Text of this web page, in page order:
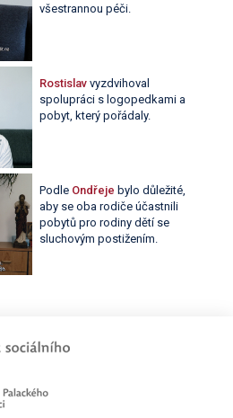
všestrannou péči.
Rostislav vyzdvihoval
spolupráci s logopedkami a
pobyt, který pořádaly.
Podle Ondřeje bylo důležité,
aby se oba rodiče účastnili
pobytů pro rodiny dětí se
sluchovým postižením.